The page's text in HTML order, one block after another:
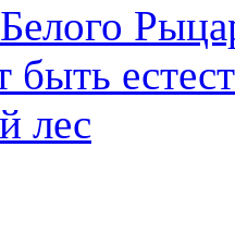
быть
лес